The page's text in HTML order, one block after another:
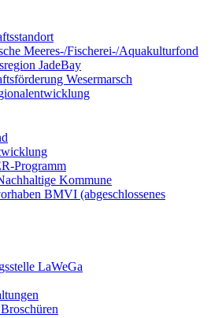
Meeres-/Fischerei-/Aquakulturfond
JadeBay
Wesermarsch
Programm
Kommune
BMVI (abgeschlossenes
LaWeGa